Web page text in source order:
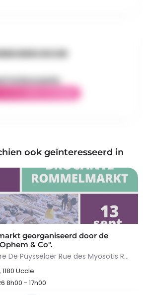
DOOR
la brocante
ook geïnteresseerd in
georganiseerd door de
& Co".
Locaties in: Rue Pierre De Puysselaer Rue des Myosotis Rue Molenvelt Rue Egide Van Ophem Registreer je…
Uccle
8h00 - 17h00